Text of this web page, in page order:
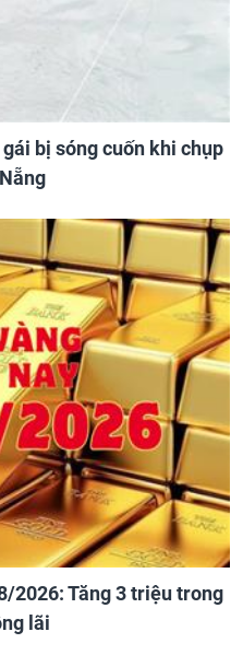
bị sóng cuốn khi chụp
2026: Tăng 3 triệu trong
lãi